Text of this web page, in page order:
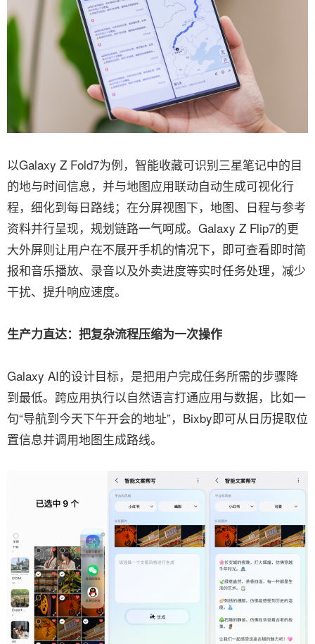
以Galaxy Z Fold7为例，智能收藏可识别三星笔记中的目
的地与时间信息，并与地图应用联动自动生成可视化行
程，细化到每日路线；在分屏视图下，地图、日程与参考
资料并行呈现，规划链路一气呵成。Galaxy Z Flip7的更
大外屏则让用户在不展开手机的情况下，即可查看即时简
报和音乐播放、录音以及外卖进度等实时任务处理，减少
干扰、提升响应速度。
生产力直达：把复杂流程压缩为一次操作
Galaxy AI的设计目标，是把用户完成任务所需的步骤降
到最低。跨应用执行以自然语言打通应用与数据，比如一
句“导航到今天下午开会的地址”，Bixby即可从日历提取位
置信息并调用地图生成路线。